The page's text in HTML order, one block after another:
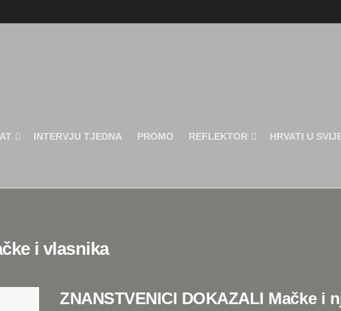
INTERVJU TJEDNA PROMO REFLEKTOR HRVATI U
i vlasnika
ZNANSTVENICI DOKAZALI Mačke i